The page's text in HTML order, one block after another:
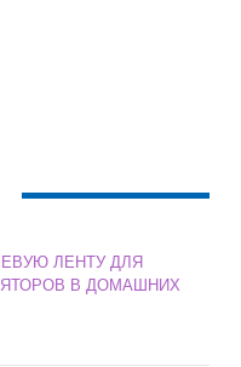
ЛЕНТУ ДЛЯ
В ДОМАШНИХ